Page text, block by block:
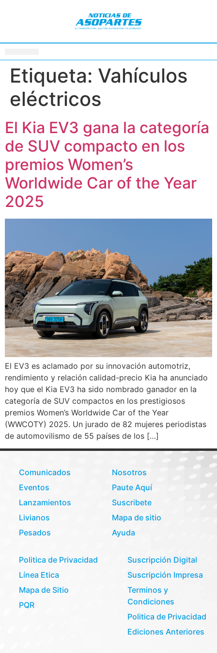
Etiqueta: Vahículos
eléctricos
El Kia EV3 gana la categoría
de SUV compacto en los
premios Women’s
Worldwide Car of the Year
2025
El EV3 es aclamado por su innovación automotriz,
rendimiento y relación calidad-precio Kia ha anunciado
hoy que el Kia EV3 ha sido nombrado ganador en la
categoría de SUV compactos en los prestigiosos
premios Women’s Worldwide Car of the Year
(WWCOTY) 2025. Un jurado de 82 mujeres periodistas
de automovilismo de 55 países de los […]
Comunicados
Eventos
Lanzamientos
Livianos
Pesados
Nosotros
Paute Aquí
Suscribete
Mapa de sitio
Ayuda
Politica de Privacidad
Línea Etica
Mapa de Sitio
PQR
Suscripción Digital
Suscripción Impresa
Terminos y
Condiciones
Politica de Privacidad
Ediciones Anteriores